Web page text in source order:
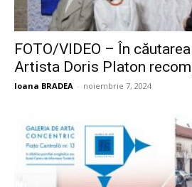
FOTO/VIDEO – În
Artista Doris Platon
Ioana BRADEA - noiembrie 7, 2024